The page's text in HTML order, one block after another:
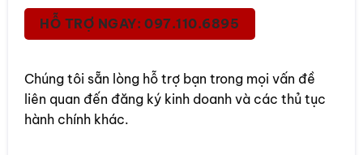
HỖ TRỢ NGAY: 097.110.6895
Chúng tôi sẵn lòng hỗ trợ bạn trong mọi vấn đề
liên quan đến đăng ký kinh doanh và các thủ tục
hành chính khác.